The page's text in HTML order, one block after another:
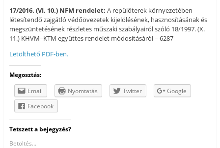
17/2016. (VI. 10.) NFM rendelet: A repülőterek környezetében
létesítendő zajgátló védőövezetek kijelölésének, hasznosításának és
megszüntetésének részletes műszaki szabályairól szóló 18/1997. (X.
11.) KHVM–KTM együttes rendelet módosításáról – 6287
Letölthető PDF-ben.
Megosztás:
Email
Nyomtatás Twitter
Google
Facebook
Tetszett a bejegyzés?
Betöltés...